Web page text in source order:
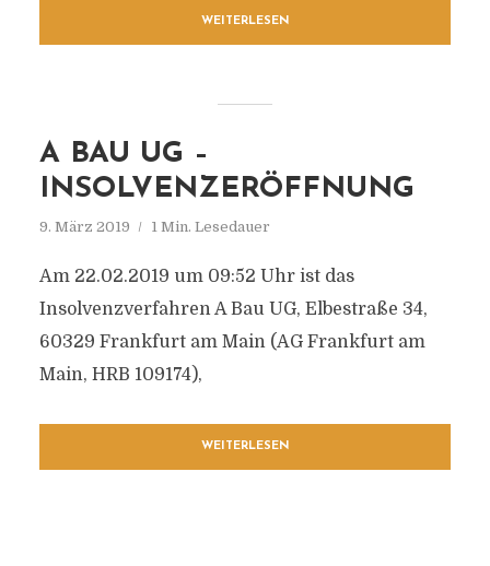
WEITERLESEN
A BAU UG –
INSOLVENZERÖFFNUNG
9. März 2019 1 Min. Lesedauer
Am 22.02.2019 um 09:52 Uhr ist das
Insolvenzverfahren A Bau UG, Elbestraße 34,
60329 Frankfurt am Main (AG Frankfurt am
Main, HRB 109174),
WEITERLESEN